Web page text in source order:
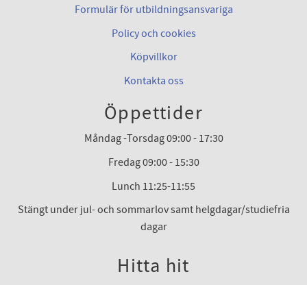
Formulär för utbildningsansvariga
Policy och cookies
Köpvillkor
Kontakta oss
Öppettider
Måndag -Torsdag 09:00 - 17:30
Fredag 09:00 - 15:30
Lunch 11:25-11:55
Stängt under jul- och sommarlov samt helgdagar/studiefria
dagar
Hitta hit